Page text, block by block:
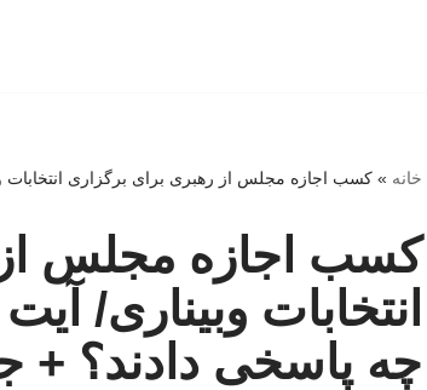
خانه »کسب اجازه مجلس از رهبری برای برگزاری انتخابات
کسب اجازه مجلس از
انتخابات وبیناری/
چه پاسخی دادند؟ +